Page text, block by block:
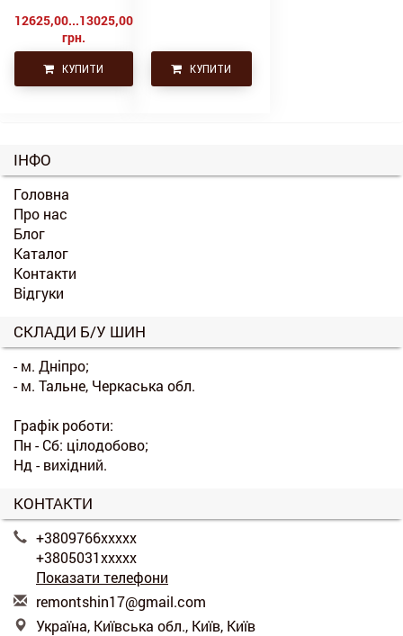
12625,00...13025,00
грн.
КУПИТИ КУПИТИ
ІНФО
Головна
Про нас
Блог
Каталог
Контакти
Відгуки
СКЛАДИ Б/У ШИН
- м. Дніпро;
- м. Тальне, Черкаська обл.
Графік роботи:
Пн - Сб: цілодобово;
Нд - вихідний.
КОНТАКТИ
+3809766xxxxx
+3805031xxxxx
Показати телефони
remontshin17@gmail.com
Україна, Київська обл., Київ, Київ